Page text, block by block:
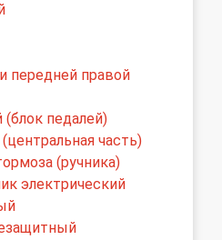
передней правой
(блок педалей)
часть)
(ручника)
электрический